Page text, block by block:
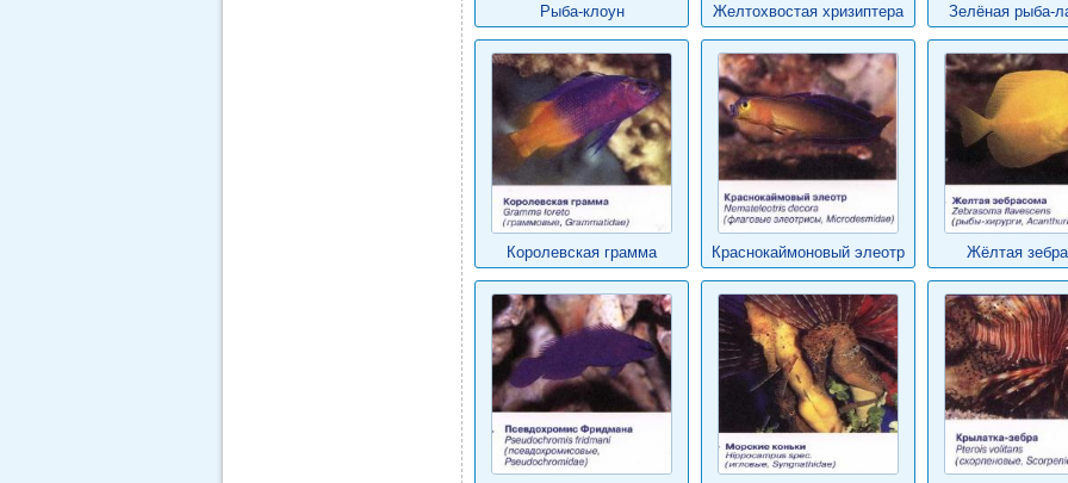
Рыба-клоун Желтохвостая хризиптера Зелёная рыба-
Королевская грамма Краснокаймоновый элеотр Жёлтая